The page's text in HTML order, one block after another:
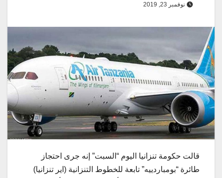
نوفمبر 23, 2019
قالت حكومة تنزانيا اليوم “السبت” إنه جرى احتجاز
طائرة “بومباردييه” تابعة للخطوط التنزانية (اير تنزانيا)